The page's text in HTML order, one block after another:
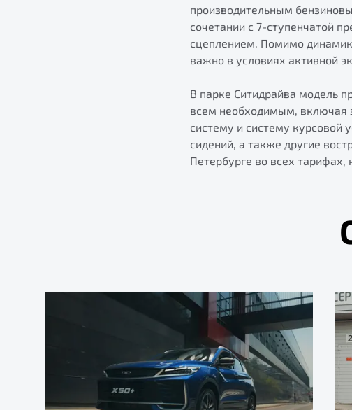
производительным
сочетании с 7-ступенчатой
сцеплением. Помимо
важно в условиях активной
В парке Ситидрайва модель
всем необходимым, включая
систему и систему курсовой
сидений, а также другие
Петербурге во всех тарифах,